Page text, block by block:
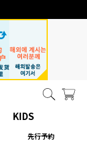
KIDS
先行予約